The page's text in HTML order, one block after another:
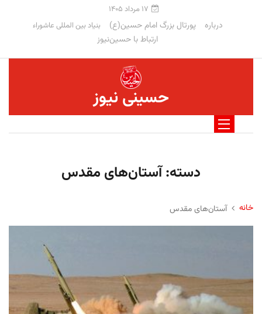
۱۷ مرداد ۱۴۰۵
درباره پورتال بزرگ امام حسین(ع) بنیاد بین المللی عاشوراء
ارتباط با حسین‌نیوز
حسینی نیوز
دسته:آستان‌های مقدس
خانه آستان‌های مقدس